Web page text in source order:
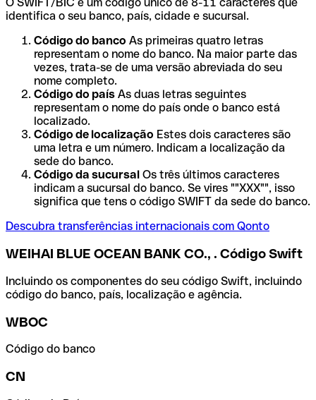
O SWIFT/BIC é um código único de 8-11 caracteres que
identifica o seu banco, país, cidade e sucursal.
Código do banco As primeiras quatro letras
representam o nome do banco. Na maior parte das
vezes, trata-se de uma versão abreviada do seu
nome completo.
Código do país As duas letras seguintes
representam o nome do país onde o banco está
localizado.
Código de localização Estes dois caracteres são
uma letra e um número. Indicam a localização da
sede do banco.
Código da sucursal Os três últimos caracteres
indicam a sucursal do banco. Se vires ""XXX"", isso
significa que tens o código SWIFT da sede do banco.
Descubra transferências internacionais com Qonto
WEIHAI BLUE OCEAN BANK CO., . Código Swift
Incluindo os componentes do seu código Swift, incluindo
código do banco, país, localização e agência.
WBOC
Código do banco
CN